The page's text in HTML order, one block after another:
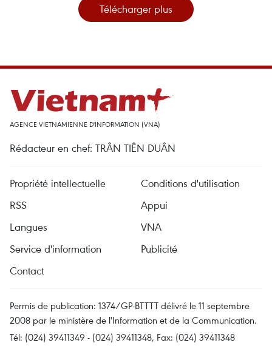
Télécharger plus
AGENCE VIETNAMIENNE D'INFORMATION (VNA)
Rédacteur en chef: TRÂN TIÊN DUÂN
Propriété intellectuelle
Conditions d'utilisation
RSS
Appui
Langues
VNA
Service d'information
Publicité
Contact
Permis de publication: 1374/GP-BTTTT délivré le 11 septembre
2008 par le ministère de l'Information et de la Communication.
Tél: (024) 39411349 - (024) 39411348, Fax: (024) 39411348